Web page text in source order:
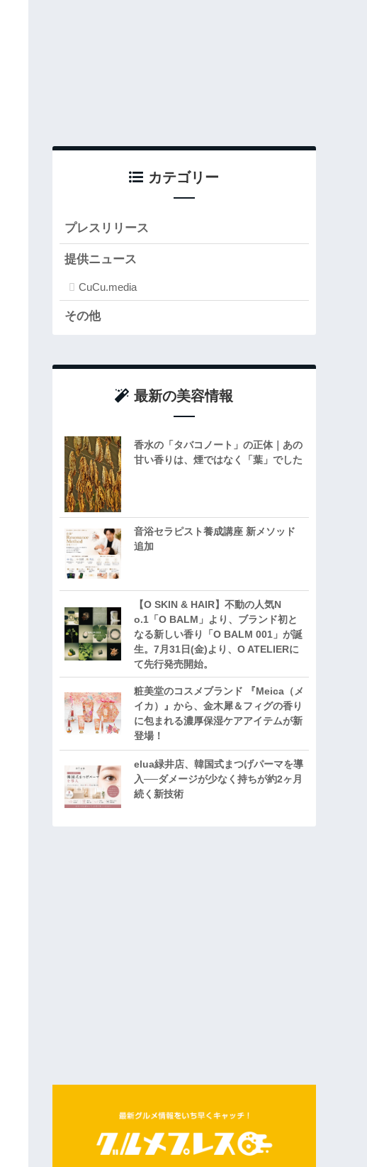
カテゴリー
プレスリリース
提供ニュース
CuCu.media
その他
最新の美容情報
香水の「タバコノート」の正体｜あの
甘い香りは、煙ではなく「葉」でした
音浴セラピスト養成講座 新メソッド
追加
【O SKIN & HAIR】不動の人気N
o.1「O BALM」より、ブランド初と
なる新しい香り「O BALM 001」が誕
生。7月31日(金)より、O ATELIERに
て先行発売開始。
粧美堂のコスメブランド 『Meica（メ
イカ）』から、金木犀＆フィグの香り
に包まれる濃厚保湿ケアアイテムが新
登場！
elua緑井店、韓国式まつげパーマを導
入──ダメージが少なく持ちが約2ヶ月
続く新技術